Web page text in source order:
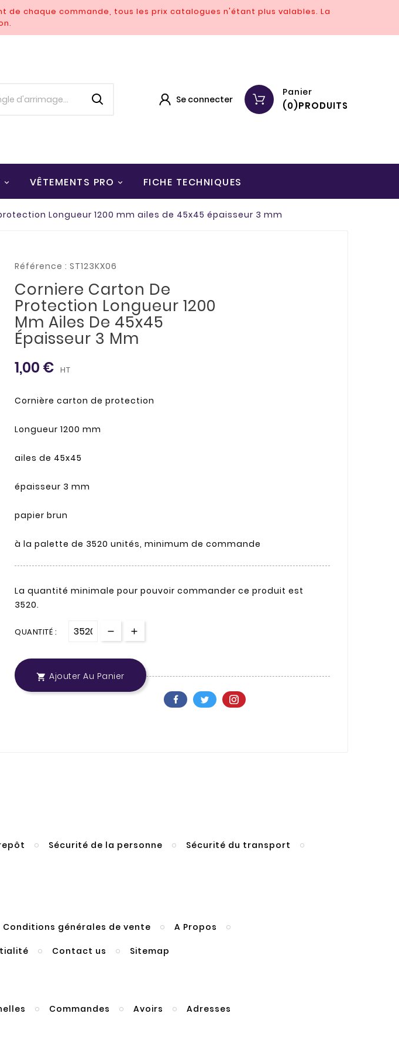
de chaque commande, tous les prix catalogues n'étant plus valables. La
Se connecter
Panier
(0)PRODUITS
VÊTEMENTS PRO FICHE TECHNIQUES
Longueur 1200 mm ailes de 45x45 épaisseur 3 mm
Référence : ST123KX06
Corniere Carton De
Protection Longueur 1200
Mm Ailes De 45x45
Épaisseur 3 Mm
1,00 € HT
Cornière carton de protection
Longueur 1200 mm
ailes de 45x45
épaisseur 3 mm
papier brun
à la palette de 3520 unités, minimum de commande
La quantité minimale pour pouvoir commander ce produit est
3520.
QUANTITÉ :
 Ajouter Au Panier
Sécurité de la personne Sécurité du transport
Conditions générales de vente A Propos
Contact us Sitemap
Commandes Avoirs Adresses